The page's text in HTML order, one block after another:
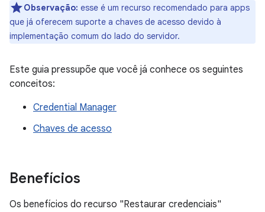
Observação: esse é um recurso recomendado para apps
que já oferecem suporte a chaves de acesso devido à
implementação comum do lado do servidor.
Este guia pressupõe que você já conhece os seguintes
conceitos:
Credential Manager
Chaves de acesso
Benefícios
Os benefícios do recurso "Restaurar credenciais"